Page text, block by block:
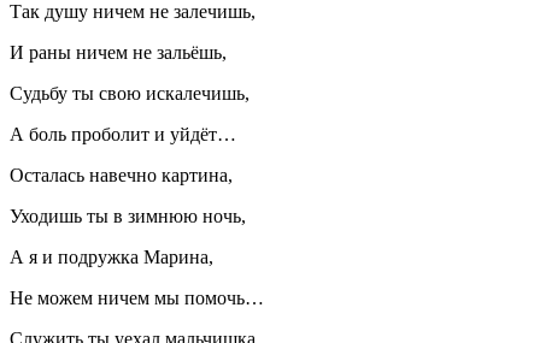
Так душу ничем не залечишь,
И раны ничем не зальёшь,
Судьбу ты свою искалечишь,
А боль проболит и уйдёт…
Осталась навечно картина,
Уходишь ты в зимнюю ночь,
А я и подружка Марина,
Не можем ничем мы помочь…